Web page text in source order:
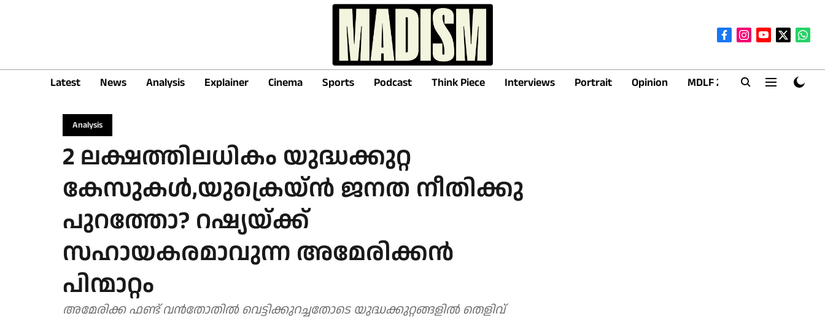
Latest News Analysis Explainer Cinema Sports Podcast Think Piece Interviews Portrait Opinion MDLF 2026
Analysis
2 ലക്ഷത്തിലധികം യുദ്ധക്കുറ്റ
കേസുകൾ,യുക്രെയ്ൻ ജനത നീതിക്കു
പുറത്തോ? റഷ്യയ്ക്ക്
സഹായകരമാവുന്ന അമേരിക്കൻ
പിന്മാറ്റം
അമേരിക്ക ഫണ്ട് വൻതോതിൽ വെട്ടിക്കുറച്ചതോടെ യുദ്ധക്കുറ്റങ്ങളിൽ തെളിവ്